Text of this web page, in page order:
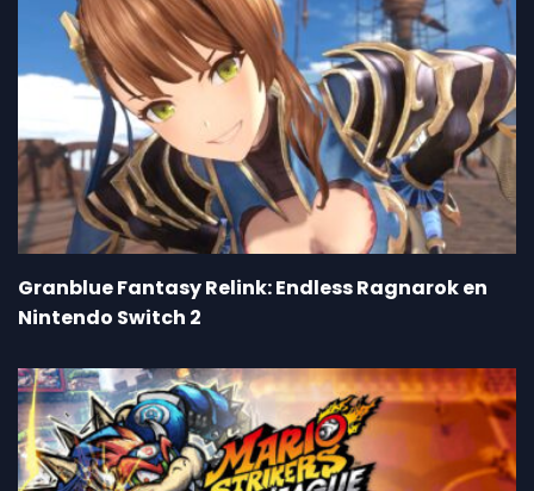
Granblue Fantasy Relink: Endless Ragnarok en
Nintendo Switch 2